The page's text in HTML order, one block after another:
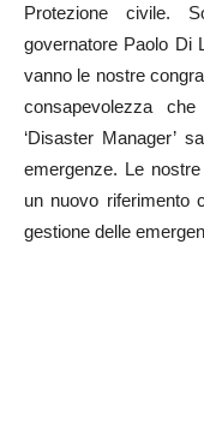
Protezione civile.
governatore Paolo Di
vanno le nostre
consapevolezza
‘Disaster Manager’
emergenze. Le
un nuovo riferimento
gestione delle